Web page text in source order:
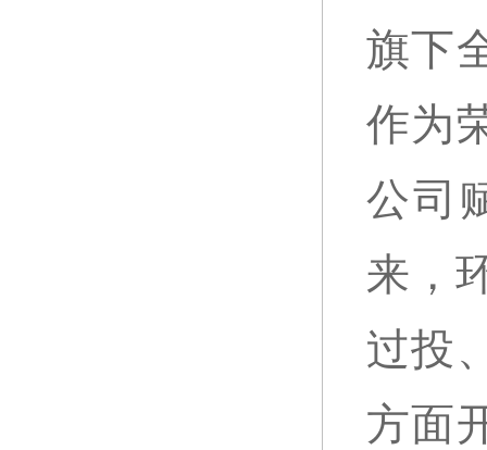
旗下
作为
公司
来，
过投
方面